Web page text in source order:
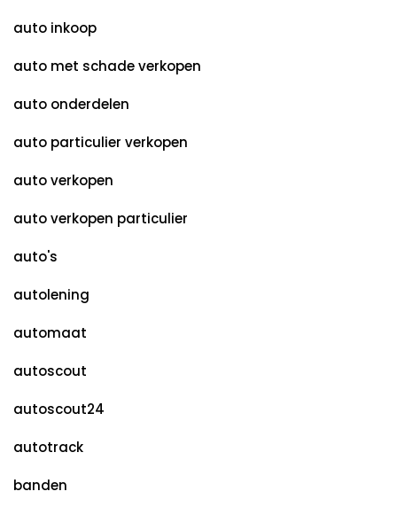
auto inkoop
auto met schade verkopen
auto onderdelen
auto particulier verkopen
auto verkopen
auto verkopen particulier
auto's
autolening
automaat
autoscout
autoscout24
autotrack
banden